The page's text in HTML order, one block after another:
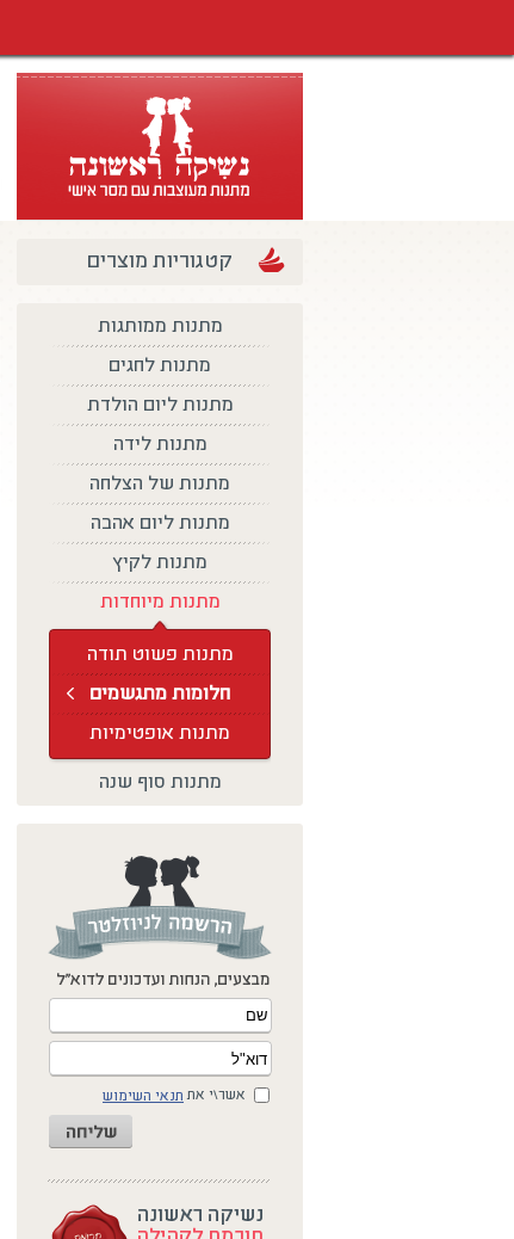
קטגוריות מוצרים
מתנות ממותגות
מתנות לחגים
מתנות ליום הולדת
מתנות לידה
מתנות של הצלחה
מתנות ליום אהבה
מתנות לקיץ
מתנות מיוחדות
מתנות פשוט תודה
חלומות מתגשמים
מתנות אופטימיות
מתנות סוף שנה
אשר\י את תנאי השימוש